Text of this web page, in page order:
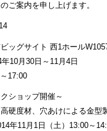
ご案内を申し上げます。
ッグサイト 西1ホール
年10月30日～11月4日
17:00
ショップ開催～
硬度材、穴あけによる金型
年11月1日（土）13:00～